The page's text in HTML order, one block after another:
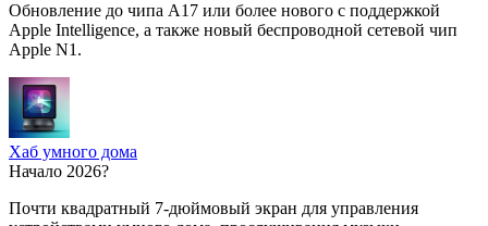
Обновление до чипа A17 или более нового с поддержкой
Apple Intelligence, а также новый беспроводной сетевой чип
Apple N1.
Хаб умного дома
Начало 2026?
Почти квадратный 7-дюймовый экран для управления